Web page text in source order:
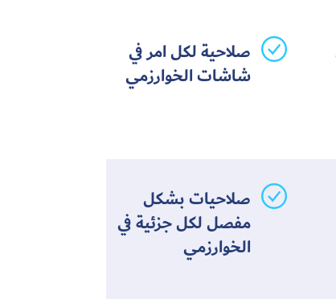
صلاحية لكل امر في
شاشات الخوارزمي
صلاحيات بشكل
مفصل لكل جزئية في
الخوارزمي